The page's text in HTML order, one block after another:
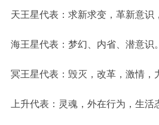
天王星代表：求新求变，革新意识
海王星代表：梦幻、内省、潜意识。
冥王星代表：毁灭，改革，激情，
上升代表：灵魂，外在行为，生活